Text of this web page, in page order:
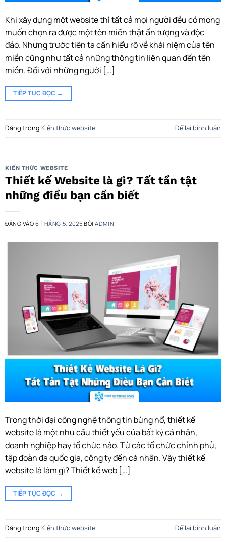
Khi xây dựng một website thì tất cả mọi người đều có mong
muốn chọn ra được một tên miền thật ấn tượng và độc
đáo. Nhưng trước tiên ta cần hiểu rõ về khái niệm của tên
miền cũng như tất cả những thông tin liên quan đến tên
miền. Đối với những người […]
TIẾP TỤC ĐỌC →
Đăng trong Kiến thức website Để lại bình luận
KIẾN THỨC WEBSITE
Thiết kế Website là gì? Tất tần tật
những điều bạn cần biết
ĐĂNG VÀO6 THÁNG 5, 2025 BỞIADMIN
Trong thời đại công nghệ thông tin bùng nổ, thiết kế
website là một nhu cầu thiết yếu của bất kỳ cá nhân,
doanh nghiệp hay tổ chức nào. Từ các tổ chức chính phủ,
tập đoàn đa quốc gia, công ty đến cá nhân. Vậy thiết kế
website là làm gì? Thiết kế web […]
TIẾP TỤC ĐỌC →
Đăng trong Kiến thức website Để lại bình luận